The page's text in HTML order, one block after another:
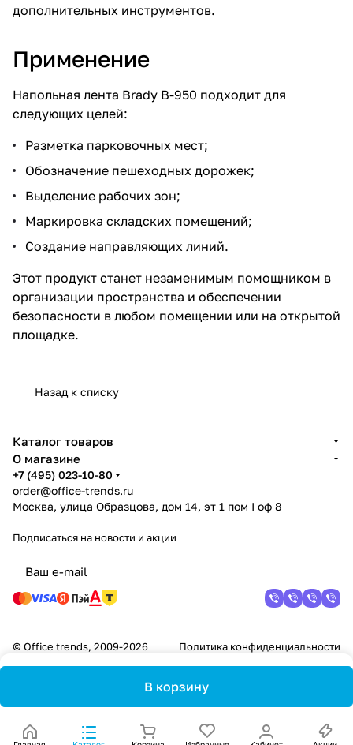
дополнительных инструментов.
Применение
Напольная лента Brady B-950 подходит для
следующих целей:
Разметка парковочных мест;
Обозначение пешеходных дорожек;
Выделение рабочих зон;
Маркировка складских помещений;
Создание направляющих линий.
Этот продукт станет незаменимым помощником в
организации пространства и обеспечении
безопасности в любом помещении или на открытой
площадке.
Назад к списку
В корзину
Каталог товаров
О магазине
+7 (495) 023-10-80
order@office-trends.ru
Москва, улица Образцова, дом 14, эт 1 пом I оф 8
Подписаться на новости и акции
© Office trends, 2009-2026 Политика конфиденциальности